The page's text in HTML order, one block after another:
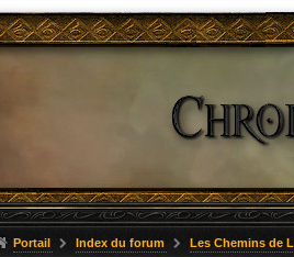
Portail Index du forum Les Chemins de